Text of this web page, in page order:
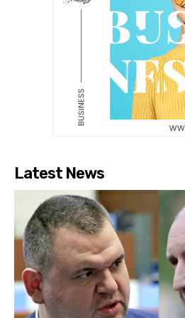
Latest News